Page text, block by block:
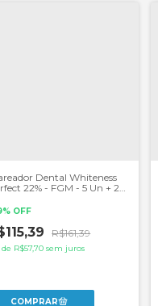
Dental Whiteness
22% - FGM - 5 Un + 2
% OFF
R$161,39
de R$57,70 sem juros